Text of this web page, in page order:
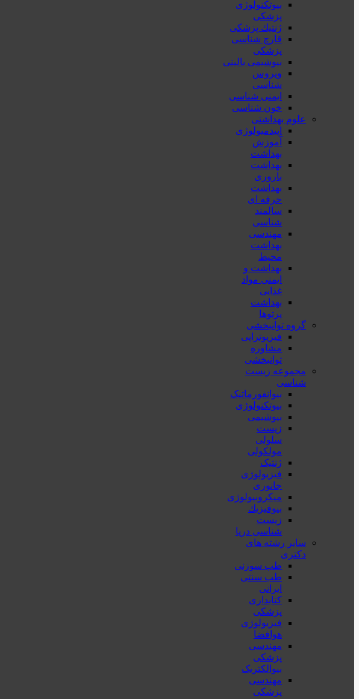
بیوتکنولوژی
پزشکی
ژنتيك پزشکی
قارچ شناسی
پزشكی
بیوشیمی بالینی
ویروس
شناسی
ایمنی شناسی
خون شناسی
علوم بهداشتی
اپیدمیولوژی
آموزش
بهداشت
بهداشت
باروری
بهداشت
حرفه ای
سالمند
شناسی
مهندسی
بهداشت
محيط
بهداشت و
ایمنی مواد
غذایی
بهداشت
پرتوها
گروه توانبخشی
فیزیوتراپی
مشاوره
توانبخشی
مجموعه زیست
شناسی
بیوانفورماتیک
بیوتکنولوژی
بیوشیمی
زیست
سلولی
مولکولی
ژنتیک
فیزیولوژی
جانوری
میکروبیولوژی
بيوفيزيك
زیست
شناسی دریا
سایر رشته های
دکتری
طب سوزنی
طب سنتی
ایرانی
کتابداری
پزشکی
فیزیولوژی
هوافضا
مهندسی
پزشکی
بیوالکتریک
مهندسی
پزشکی